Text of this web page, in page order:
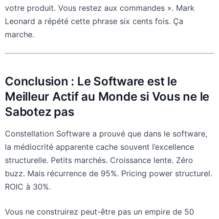
votre produit. Vous restez aux commandes ». Mark
Leonard a répété cette phrase six cents fois. Ça
marche.
Conclusion : Le Software est le
Meilleur Actif au Monde si Vous ne le
Sabotez pas
Constellation Software a prouvé que dans le software,
la médiocrité apparente cache souvent l’excellence
structurelle. Petits marchés. Croissance lente. Zéro
buzz. Mais récurrence de 95%. Pricing power structurel.
ROIC à 30%.
Vous ne construirez peut-être pas un empire de 50